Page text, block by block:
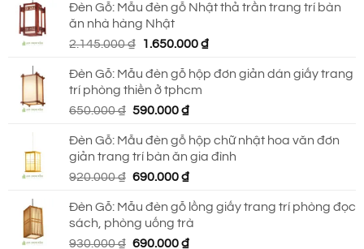
là:
2.790.000 ₫.
tại
2.150.000 ₫.
Đèn Gỗ: Mẫu đèn gỗ Nhật thả trần trang trí bàn
ăn nhà hàng Nhật
2.145.000₫
Giá
là:
2.145.000 ₫.
1.650.000₫Giá
tại
Đèn Gỗ: Mẫu đèn gỗ hộp đơn giản dán giấy trang
trí phòng thiền ở tphcm
650.000₫ Giá
là:
650.000 ₫.
590.000₫Giá
tại
là:
590.000 ₫.
Đèn Gỗ: Mẫu đèn gỗ hộp chữ nhật hoa văn đơn
giản trang trí bàn ăn gia đình
920.000₫ Giá
là:
920.000 ₫.
690.000₫Giá
tại
là:
690.000 ₫.
Đèn Gỗ: Mẫu đèn gỗ lồng giấy trang trí phòng đọc
sách, phòng uống trà
930.000₫ Giá
690.000₫Giá